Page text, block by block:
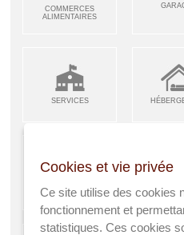
COMMERCES
ALIMENTAIRES
SERVICES
ARTISANS &
INDUSTRIES
Cookies et vie privée
Ce site utilise des cookies
fonctionnement et
statistiques. Ces cookies